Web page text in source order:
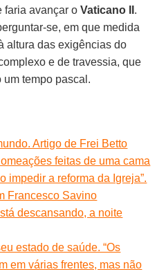
faria avançar oVaticano II .
se, em que medida
altura das exigências do
e de travessia, que
um tempo pascal.
Artigo de Frei Betto
feitas de uma cama
impedir a reforma da Igreja”.
Francesco Savino
descansando, a noite
estado de saúde. “Os
em várias frentes, mas não